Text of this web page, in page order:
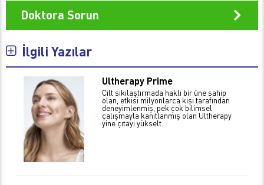
Doktora Sorun
İlgili Yazılar
Ultherapy Prime
Cilt sıkılaştırmada haklı bir üne sahip
olan, etkisi milyonlarca kişi tarafından
deneyimlenmiş, pek çok bilimsel
çalışmayla kanıtlanmış olan Ultherapy
yine çıtayı yükselt...